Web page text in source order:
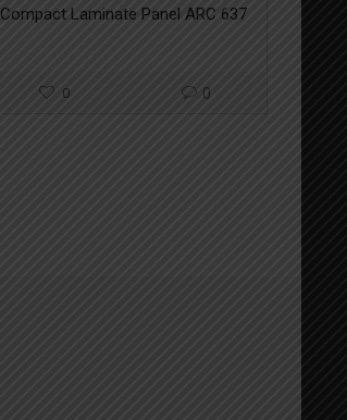
Compact Laminate Panel ARC 637
0 0